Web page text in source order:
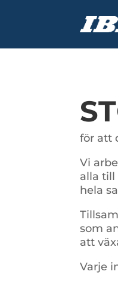
för att
Vi
alla till
hela
som
att
Varje